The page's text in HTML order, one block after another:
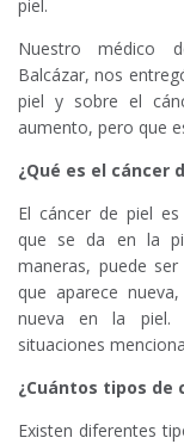
piel.
Nuestro médico
Balcázar, nos
piel y sobre el
aumento, pero que
¿Qué es el cáncer
El cáncer de piel
que se da en la
maneras, puede
que aparece
nueva en la piel.
situaciones
¿Cuántos tipos de
Existen diferentes